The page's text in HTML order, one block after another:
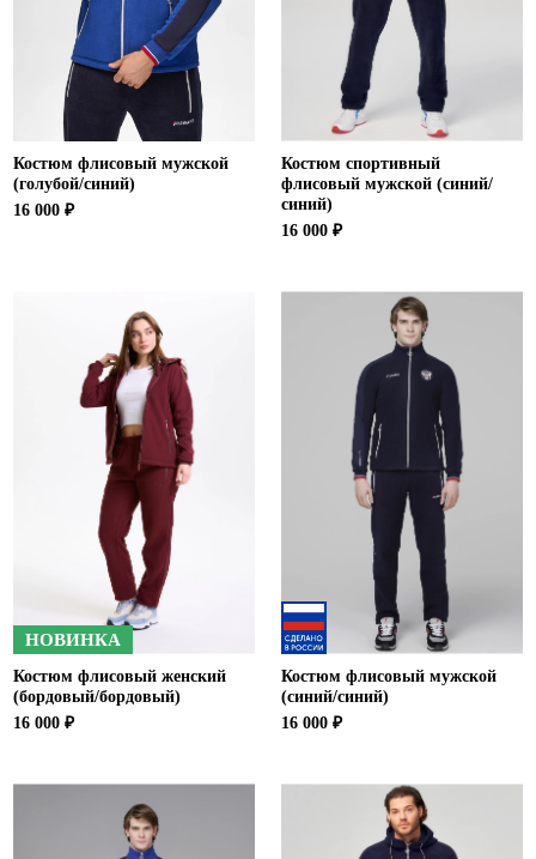
Костюм флисовый мужской
(голубой/синий)
16 000 ₽
Костюм спортивный
флисовый мужской (синий/
синий)
16 000 ₽
НОВИНКА
Костюм флисовый женский
(бордовый/бордовый)
16 000 ₽
Костюм флисовый мужской
(синий/синий)
16 000 ₽